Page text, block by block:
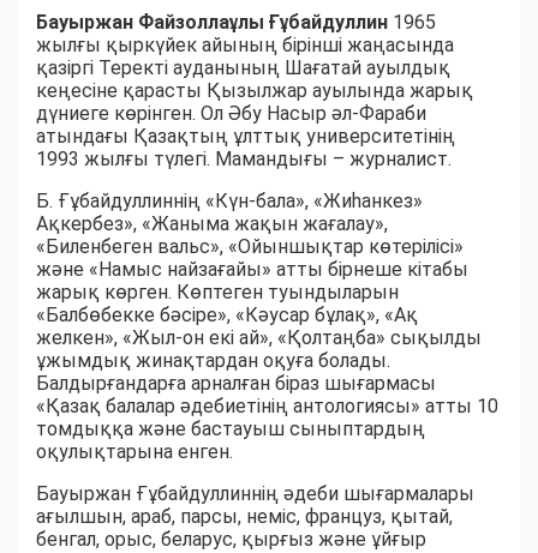
Бауыржан Файзоллаұлы Ғұбайдуллин 1965
жылғы қыркүйек айының бірінші жаңасында
қазіргі Теректі ауданының Шағатай ауылдық
кеңесіне қарасты Қызылжар ауылында жарық
дүниеге көрінген. Ол Әбу Насыр әл-Фараби
атындағы Қазақтың ұлттық университетінің
1993 жылғы түлегі. Мамандығы – журналист.
Б. Ғұбайдуллиннің «Күн-бала», «Жиһанкез»
Ақкербез», «Жаныма жақын жағалау»,
«Биленбеген вальс», «Ойыншықтар көтерілісі»
және «Намыс найзағайы» атты бірнеше кітабы
жарық көрген. Көптеген туындыларын
«Балбөбекке бәсіре», «Кәусар бұлақ», «Ақ
желкен», «Жыл-он екі ай», «Қолтаңба» сықылды
ұжымдық жинақтардан оқуға болады.
Балдырғандарға арналған біраз шығармасы
«Қазақ балалар әдебиетінің антологиясы» атты 10
томдыққа және бастауыш сыныптардың
оқулықтарына енген.
Бауыржан Ғұбайдуллиннің әдеби шығармалары
ағылшын, араб, парсы, неміс, француз, қытай,
бенгал, орыс, беларус, қырғыз және ұйғыр